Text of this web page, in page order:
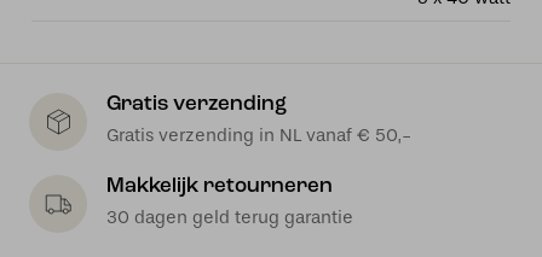
Gratis verzending
Gratis verzending in NL vanaf € 50,-
Makkelijk retourneren
30 dagen geld terug garantie